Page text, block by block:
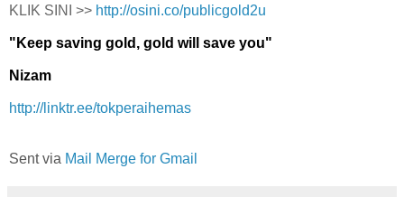
KLIK SINI >> http://osini.co/publicgold2u
"Keep saving gold, gold will save you"
Nizam
http://linktr.ee/tokperaihemas
Sent via Mail Merge for Gmail